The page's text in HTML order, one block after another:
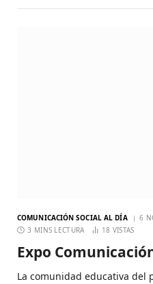
COMUNICACIÓN SOCIAL AL DÍA
6
3 MINS LECTURA
18 VISTAS
Expo
La comunidad educativa del